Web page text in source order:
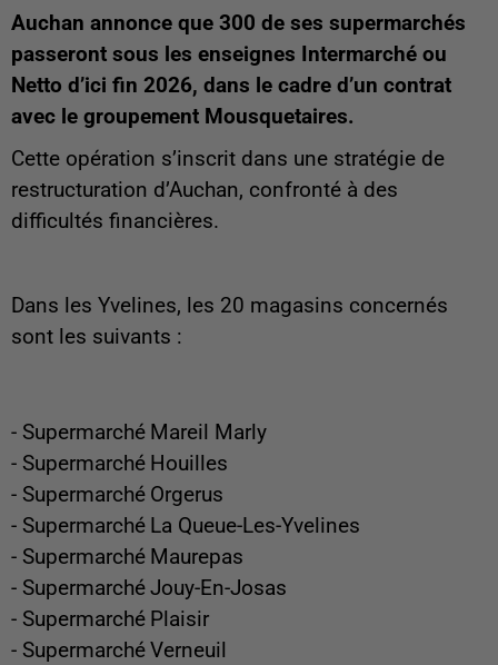
Auchan annonce que 300 de ses supermarchés
passeront sous les enseignes Intermarché ou
Netto d’ici fin 2026, dans le cadre d’un contrat
avec le groupement Mousquetaires.
Cette opération s’inscrit dans une stratégie de
restructuration d’Auchan, confronté à des
difficultés financières.
Dans les Yvelines, les 20 magasins concernés
sont les suivants :
- Supermarché Mareil Marly
- Supermarché Houilles
- Supermarché Orgerus
- Supermarché La Queue-Les-Yvelines
- Supermarché Maurepas
- SupermarchéJouy-En-Josas
- Supermarché Plaisir
- SupermarchéVerneuil